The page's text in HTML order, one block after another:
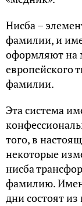
Нисба –
фамилии, и
оформляют на
европейского
фамилии.
Эта система
того, в
некоторые
нисба
фамилию.
дни состоят из